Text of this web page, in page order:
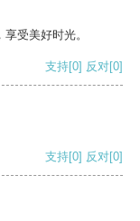
受美好时光。
支持[0] 反对[0]
支持[0] 反对[0]